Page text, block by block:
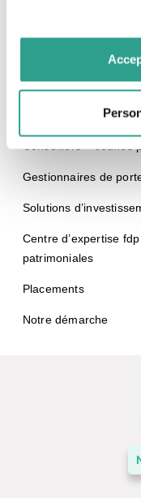
vous leur auriez
de votre utilisation
Gestionnaires de
Solutions
Centre d’expertise
patrimoniales
Placements
Notre démarche